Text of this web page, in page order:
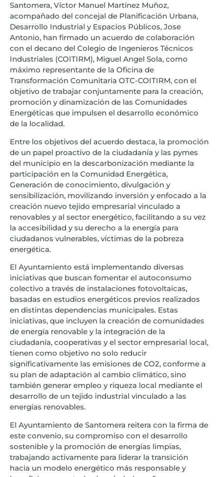
Santomera, Víctor Manuel Martínez Muñoz,
acompañado del concejal de Planificación Urbana,
Desarrollo Industrial y Espacios Públicos, Jose
Antonio, han firmado un acuerdo de colaboración
con el decano del Colegio de Ingenieros Técnicos
Industriales (COITIRM), Miguel Angel Sola, como
máximo representante de la Oficina de
Transformación Comunitaria OTC-COITIRM, con el
objetivo de trabajar conjuntamente para la creación,
promoción y dinamización de las Comunidades
Energéticas que impulsen el desarrollo económico
de la localidad.
Entre los objetivos del acuerdo destaca, la promoción
de un papel proactivo de la ciudadanía y las pymes
del municipio en la descarbonización mediante la
participación en la Comunidad Energética,
Generación de conocimiento, divulgación y
sensibilización, movilizando inversión y enfocado a la
creación nuevo tejido empresarial vinculado a
renovables y al sector energético, facilitando a su vez
la accesibilidad y su derecho a la energía para
ciudadanos vulnerables, víctimas de la pobreza
energética.
El Ayuntamiento está implementando diversas
iniciativas que buscan fomentar el autoconsumo
colectivo a través de instalaciones fotovoltaicas,
basadas en estudios energéticos previos realizados
en distintas dependencias municipales. Estas
iniciativas, que incluyen la creación de comunidades
de energía renovable y la integración de la
ciudadanía, cooperativas y el sector empresarial local,
tienen como objetivo no solo reducir
significativamente las emisiones de CO2, conforme a
su plan de adaptación al cambio climático, sino
también generar empleo y riqueza local mediante el
desarrollo de un tejido industrial vinculado a las
energías renovables.
El Ayuntamiento de Santomera reitera con la firma de
este convenio, su compromiso con el desarrollo
sostenible y la promoción de energías limpias,
trabajando activamente para liderar la transición
hacia un modelo energético más responsable y